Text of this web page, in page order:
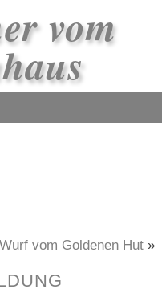
vom
vom Goldenen Hut»